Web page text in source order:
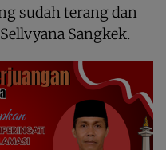
sudah terang dan
Sangkek.